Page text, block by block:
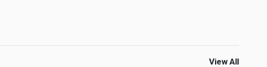
View All